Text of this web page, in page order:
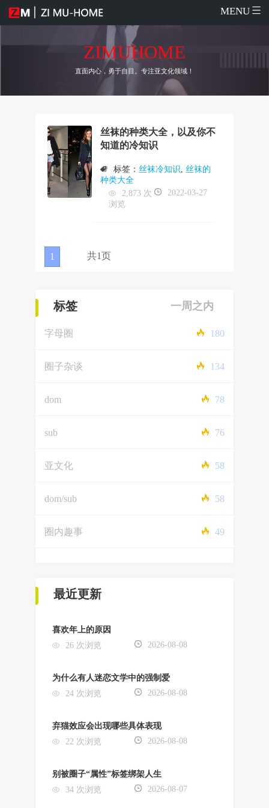
MENU
ZIMUHOME
直面内心，勇于自目。专注亚文化领域！
丝袜的种类大全，以及你不
知道的冷知识
标签： 丝袜冷知识, 丝袜的
种类大全
2,873 次
浏览
2022-03-27
1 共1页
标签 一周之内
字母圈 180
圈子杂谈 134
dom 78
sub 76
亚文化 58
dom/sub 58
圈内趣事 49
最近更新
喜欢年上的原因
26 次浏览
2026-08-08
为什么有人迷恋文学中的强制爱
24 次浏览
2026-08-08
弃猫效应会出现哪些具体表现
22 次浏览
2026-08-08
别被圈子“属性”标签绑架人生
34 次浏览
2026-08-07